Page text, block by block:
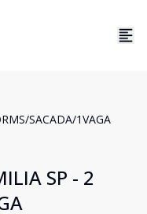
SACADA/1VAGA
SP - 2